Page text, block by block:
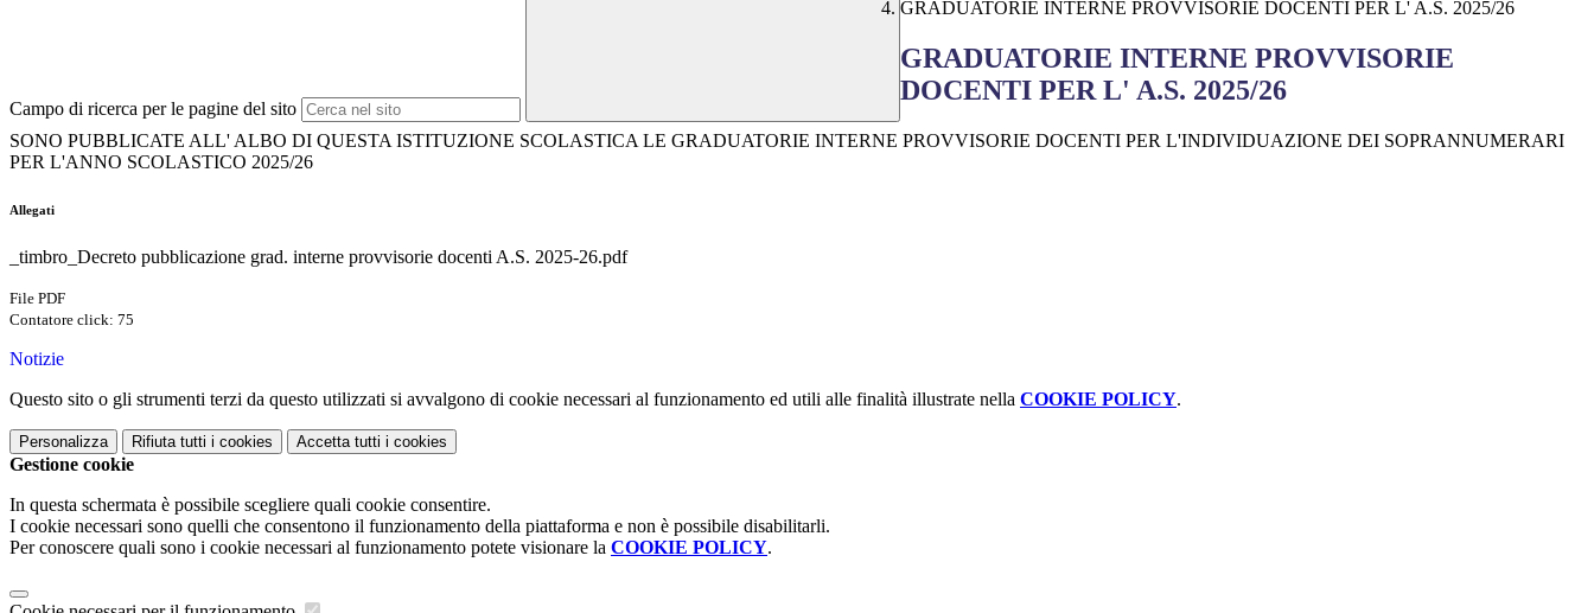
Campo di ricerca per le pagine del sito
GRADUATORIE INTERNE PROVVISORIE DOCENTI PER L' A.S. 2025/26
GRADUATORIE INTERNE PROVVISORIE
DOCENTI PER L' A.S. 2025/26
SONO PUBBLICATE ALL' ALBO DI QUESTA ISTITUZIONE SCOLASTICA LE GRADUATORIE INTERNE PROVVISORIE DOCENTI PER L'INDIVIDUAZIONE DEI SOPRANNUMERARI
PER L'ANNO SCOLASTICO 2025/26
Allegati
_timbro_Decreto pubblicazione grad. interne provvisorie docenti A.S. 2025-26.pdf
File PDF
Contatore click: 75
Notizie
Questo sito o gli strumenti terzi da questo utilizzati si avvalgono di cookie necessari al funzionamento ed utili alle finalità illustrate nella COOKIE POLICY.
Personalizza Rifiuta tutti i cookies Accetta tutti i cookies
Gestione cookie
In questa schermata è possibile scegliere quali cookie consentire.
I cookie necessari sono quelli che consentono il funzionamento della piattaforma e non è possibile disabilitarli.
Per conoscere quali sono i cookie necessari al funzionamento potete visionare la COOKIE POLICY.